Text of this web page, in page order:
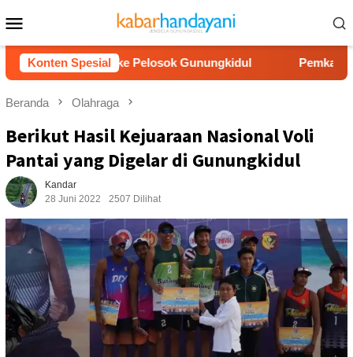
ke
kontenMobile
Konten Spesial
Bersih ke Pelosok Gunungkidul Pemkab
Beranda Olahraga
Berikut Hasil Kejuaraan Nasional Voli
Pantai yang Digelar di Gunungkidul
Kandar
28 Juni 2022
2507 Dilihat